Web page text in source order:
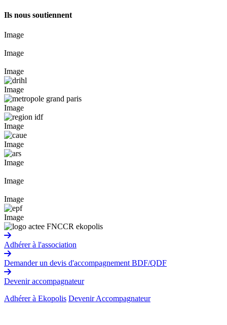
Ils nous soutiennent
Image
Image
Image
Image
Image
Image
Image
Image
Image
Image
Image
Adhérer à l'association
Demander un devis d'accompagnement BDF/QDF
Devenir accompagnateur
Adhérer à Ekopolis Devenir Accompagnateur